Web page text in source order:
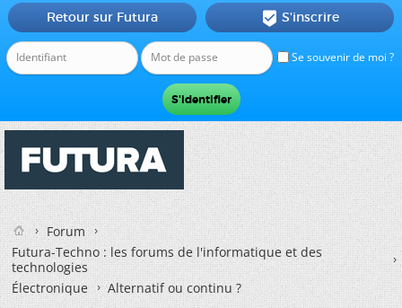
Se souvenir de moi ?
Retour sur Futura  S'inscrire
Forum
Futura-Techno : les forums de l'informatique et des
technologies
Électronique
Alternatif ou continu ?